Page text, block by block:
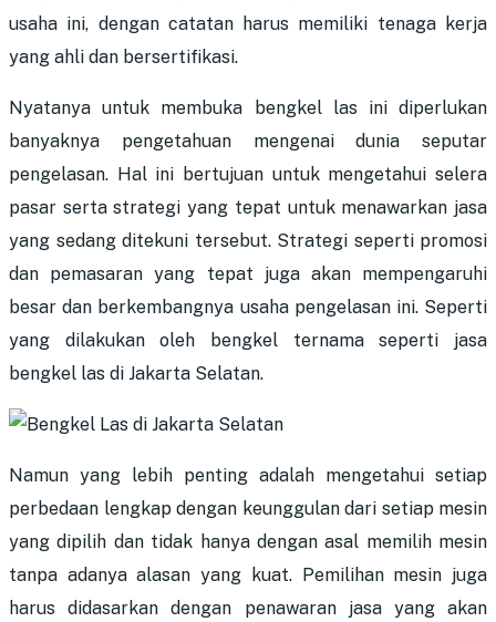
usaha ini, dengan catatan harus memiliki tenaga kerja
yang ahli dan bersertifikasi.
Nyatanya untuk membuka bengkel las ini diperlukan
banyaknya pengetahuan mengenai dunia seputar
pengelasan. Hal ini bertujuan untuk mengetahui selera
pasar serta strategi yang tepat untuk menawarkan jasa
yang sedang ditekuni tersebut. Strategi seperti promosi
dan pemasaran yang tepat juga akan mempengaruhi
besar dan berkembangnya usaha pengelasan ini. Seperti
yang dilakukan oleh bengkel ternama seperti jasa
bengkel las di Jakarta Selatan.
Namun yang lebih penting adalah mengetahui setiap
perbedaan lengkap dengan keunggulan dari setiap mesin
yang dipilih dan tidak hanya dengan asal memilih mesin
tanpa adanya alasan yang kuat. Pemilihan mesin juga
harus didasarkan dengan penawaran jasa yang akan